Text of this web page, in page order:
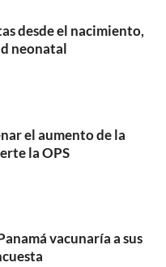
desde el nacimiento,
neonatal
el aumento de la
la OPS
vacunaría a sus